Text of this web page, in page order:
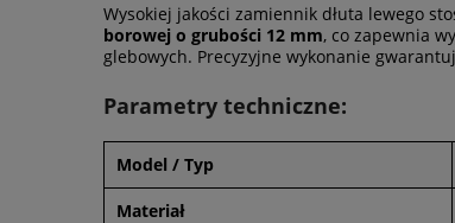
Wysokiej jakości zamiennik dłuta lewego
borowej o grubości 12 mm, co zapewnia
glebowych. Precyzyjne wykonanie
Parametry techniczne:
Model / Typ
Materiał